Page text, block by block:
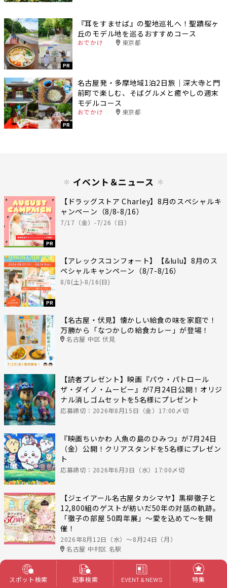
PR
『耳をすませば』の聖地巡礼へ！聖蹟桜ヶ
丘のモデル地を巡るおすすめコース
おでかけ 東京都
PR
名古屋発・多摩地域1泊2日旅｜深大寺と門
前町で楽しむ、そばグルメと癒やしの週末
モデルコース
おでかけ 東京都
イベント＆ニュース
PR
【ドラッグストア Charley】8月のスペシャルキ
ャンペーン（8/8-8/16）
7/17（金）-7/26（日）
PR
【アレックスコンフォート】【&lulu】8月のス
ペシャルキャンペーン（8/7-8/16）
8/8(土)-8/16(日)
【名古屋・伏見】懐かしい給食の味を家庭で！
万勝から「なつかしの給食カレー」が登場！
名古屋 中区 伏見
【読者プレゼント】映画『パウ・パトロール
ザ・ダイノ・ムービー』が7月24日公開！オリジ
ナル消しゴムセットを5名様にプレゼント
応募締切：2026年8月15日（金）17:00〆切
『映画ちいかわ 人魚の島のひみつ』が7月24日
（金）公開！クリアスタンドを5名様にプレゼン
ト
応募締切：2026年6月3日（水）17:00〆切
【ジェイアール名古屋タカシマヤ】黒柳徹子と
12,800組のゲストが紡いだ50年の対話の軌跡。
「徹子の部屋 50周年展」～愛を込めて～を開
催！
2026年8月12日（水）〜8月24日（月）
名古屋 中村区 名駅
イベント＆ニュース一覧へ
スポット検索 記事検索 EVENT & NEWS 特集